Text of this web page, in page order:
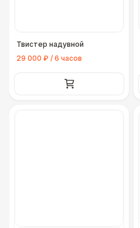
Твистер надувной
29 000 ₽ / 6 часов